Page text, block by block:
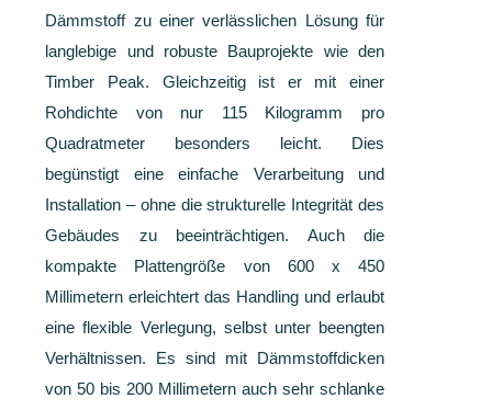
Dämmstoff zu einer verlässlichen Lösung für
langlebige und robuste Bauprojekte wie den
Timber Peak. Gleichzeitig ist er mit einer
Rohdichte von nur 115 Kilogramm pro
Quadratmeter besonders leicht. Dies
begünstigt eine einfache Verarbeitung und
Installation – ohne die strukturelle Integrität des
Gebäudes zu beeinträchtigen. Auch die
kompakte Plattengröße von 600 x 450
Millimetern erleichtert das Handling und erlaubt
eine flexible Verlegung, selbst unter beengten
Verhältnissen. Es sind mit Dämmstoffdicken
von 50 bis 200 Millimetern auch sehr schlanke